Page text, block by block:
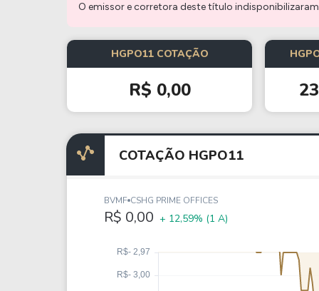
Ações
Taesa
Klabin
Petrobrás
Ver todos
FIIs
XPML11
HGLG11
KNRI11
Ver todos
O emissor e corretora deste título
HGPO11 COTAÇÃO
R$ 0,00
COTAÇÃO HGPO11
BVMF CSHG PRIME OFFICES
R$ 0,00 + 12,59% (1 A)